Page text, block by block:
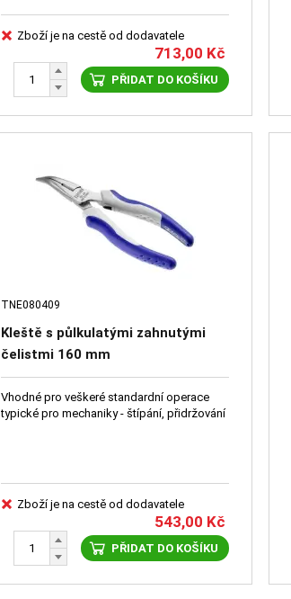
Zboží je na cestě od dodavatele
713,00 Kč
PŘIDAT DO KOŠÍKU
TNE080409
Kleště s půlkulatými zahnutými
čelistmi 160 mm
Vhodné pro veškeré standardní operace
typické pro mechaniky - štípání, přidržování
Zboží je na cestě od dodavatele
543,00 Kč
PŘIDAT DO KOŠÍKU